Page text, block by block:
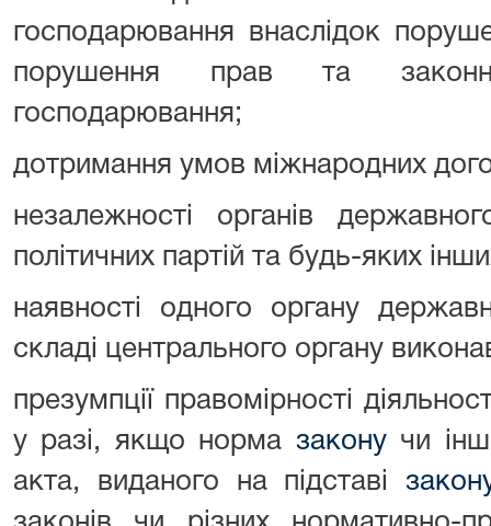
господарювання внаслідок
порушення прав та
господарювання;
дотримання умов міжнародних
незалежності органів
політичних партій та будь-яких
наявності одного органу
складі центрального органу
презумпції правомірності
у разі, якщо норма законучи
акта, виданого на підставі